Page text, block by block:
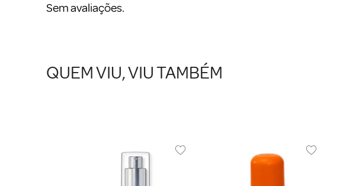
Sem avaliações.
QUEM VIU, VIU TAMBÉM